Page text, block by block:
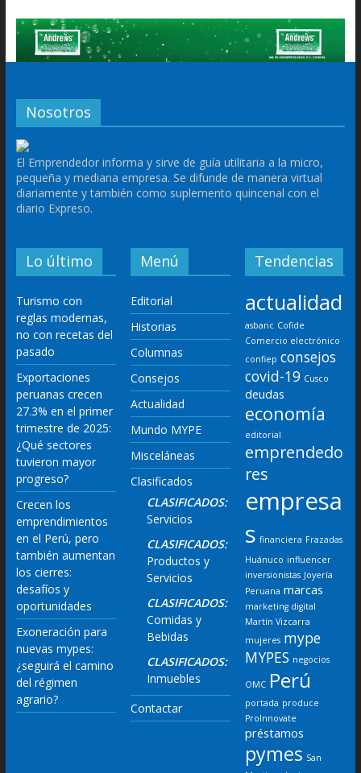
Nosotros
El Emprendedor informa y sirve de guía utilitaria a la micro,
pequeña y mediana empresa. Se difunde de manera virtual
diariamente y también como suplemento quincenal con el
diario Expreso.
Lo último
Turismo con
reglas modernas,
no con recetas del
pasado
Exportaciones
peruanas crecen
27.3% en el primer
trimestre de 2025:
¿Qué sectores
tuvieron mayor
progreso?
Crecen los
emprendimientos
en el Perú, pero
también aumentan
los cierres:
desafíos y
oportunidades
Exoneración para
nuevas mypes:
¿seguirá el camino
del régimen
agrario?
Menú
Editorial
Historias
Columnas
Consejos
Actualidad
Mundo MYPE
Misceláneas
Clasificados
CLASIFICADOS:
Servicios
CLASIFICADOS:
Productos y
Servicios
CLASIFICADOS:
Comidas y
Bebidas
CLASIFICADOS:
Inmuebles
Contactar
Tendencias
actualidad
asbanc Cofide
Comercio electrónico
confiep consejos
covid-19 Cusco
deudas
economía
editorial
emprendedo
res
empresa
s financiera Frazadas
Huánuco influencer
inversionistas Joyería
Peruana marcas
marketing digital
Martín Vizcarra
mujeres mype
MYPES negocios
OMC Perú
portada produce
ProInnovate
préstamos
pymes San